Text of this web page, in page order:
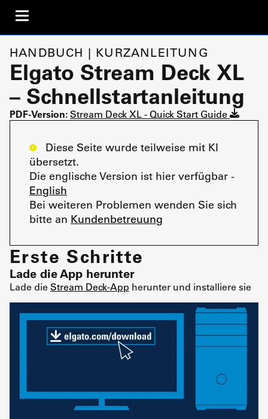
HANDBUCH | KURZANLEITUNG
Elgato Stream Deck XL
– Schnellstartanleitung
PDF-Version: Stream Deck XL - Quick Start Guide
Diese Seite wurde teilweise mit KI
übersetzt.
Die englische Version ist hier verfügbar -
English
Bei weiteren Problemen wenden Sie sich
bitte an Kundenbetreuung
Erste Schritte
Lade die App herunter
Lade die Stream Deck-App herunter und installiere sie